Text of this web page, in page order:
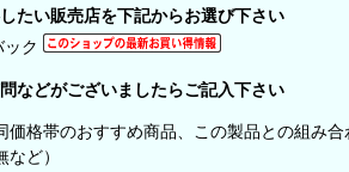
たい販売店を下記からお選び下さい
ク
などがございましたらご記入下さい
価格帯のおすすめ商品、この製品との組み
ど）